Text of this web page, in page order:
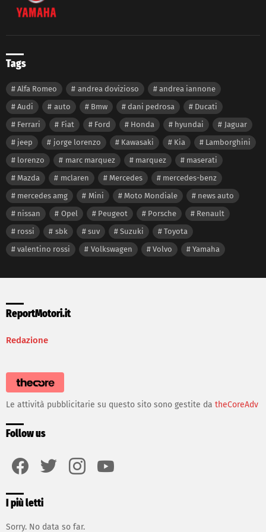
Tags
Alfa Romeo andrea dovizioso
andrea iannone
Audi
auto Bmw dani pedrosa
Ducati
Ferrari
Fiat Ford Honda hyundai
Jaguar
jeep
jorge lorenzo Kawasaki Kia
Lamborghini
lorenzo
marc marquez marquez
maserati
Mazda
mclaren Mercedes
mercedes-benz
mercedes amg
Mini Moto Mondiale
news auto
nissan
Opel Peugeot Porsche
Renault
rossi
sbk suv Suzuki
Toyota
valentino rossi
Volkswagen Volvo Yamaha
ReportMotori.it
Redazione
Le attività pubblicitarie su questo sito sono gestite da theCoreAdv
Follow us
I più letti
Sorry. No data so far.